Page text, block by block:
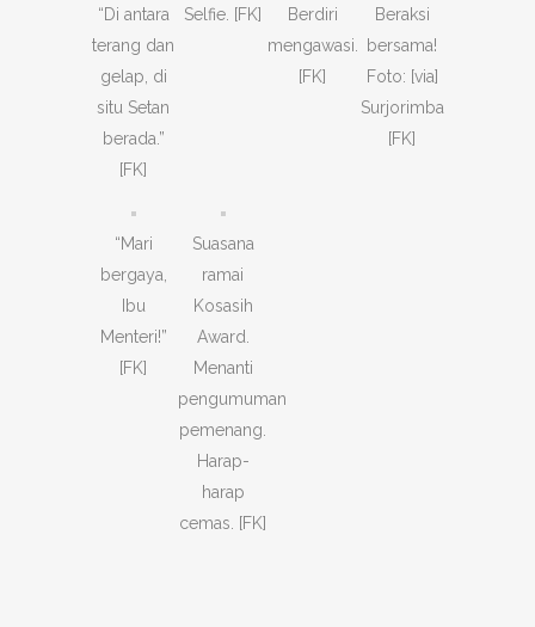
“Di antara
terang dan
gelap, di
situ Setan
berada.”
[FK]
Selfie. [FK]
Berdiri
mengawasi.
[FK]
Beraksi
bersama!
Foto: [via]
Surjorimba
[FK]
“Mari
bergaya,
Ibu
Menteri!”
[FK]
Suasana
ramai
Kosasih
Award.
Menanti
pengumuman
pemenang.
Harap-
harap
cemas. [FK]